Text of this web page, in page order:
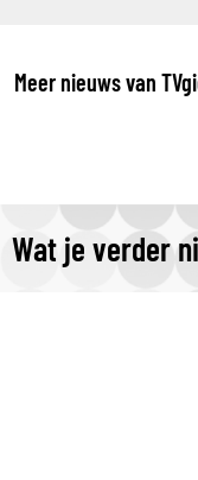
Meer nieuws van
Wat je verder